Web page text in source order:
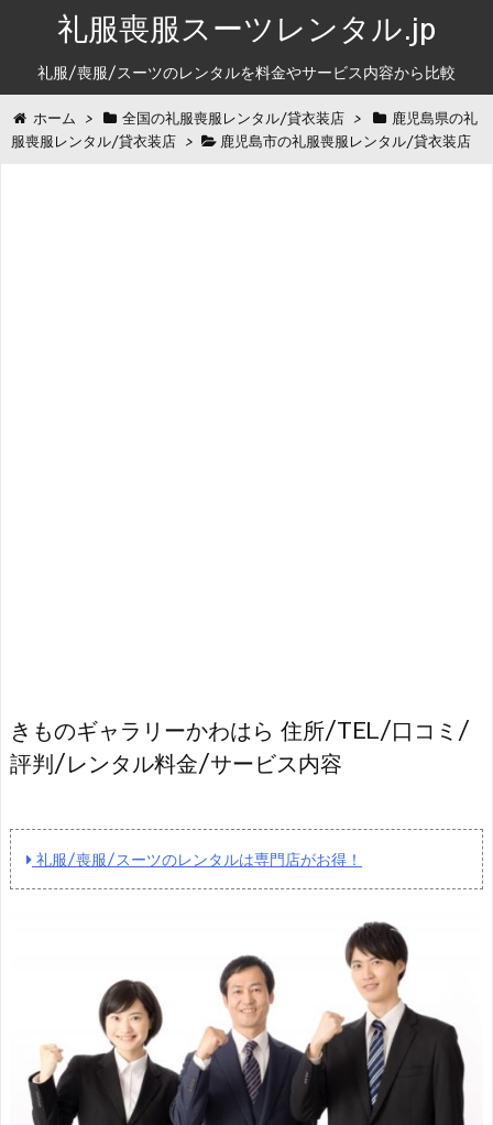
礼服喪服スーツレンタル.jp
礼服/喪服/スーツのレンタルを料金やサービス内容から比較
ホーム > 全国の礼服喪服レンタル/貸衣装店 >
鹿児島県の礼
服喪服レンタル/貸衣装店 > 鹿児島市の礼服喪服レンタル/貸衣装店
きものギャラリーかわはら 住所/TEL/口コミ/
評判/レンタル料金/サービス内容
礼服/喪服/スーツのレンタルは専門店がお得！